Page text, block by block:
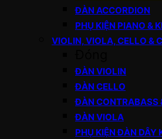
ĐÀN ACCORDION
PHỤ KIỆN PIANO &
VIOLIN, VIOLA, CELLO &
ĐÀN VIOLIN
ĐÀN CELLO
ĐÀN CONTRABASS
ĐÀN VIOLA
PHỤ KIỆN ĐÀN DÂY